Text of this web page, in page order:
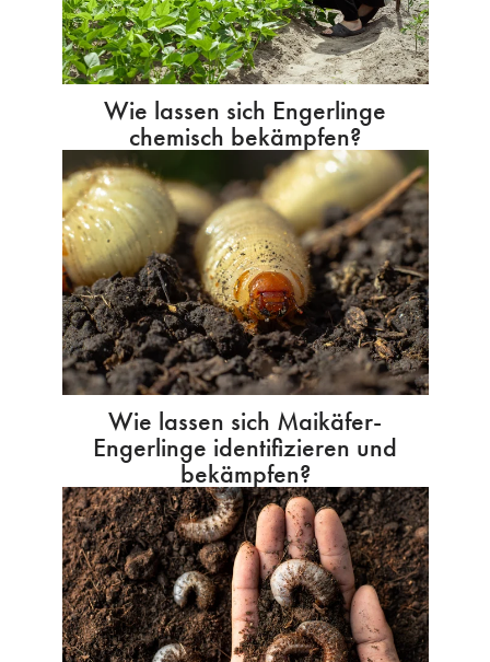
Wie lassen sich Engerlinge
chemisch bekämpfen?
Wie lassen sich Maikäfer-
Engerlinge identifizieren und
bekämpfen?